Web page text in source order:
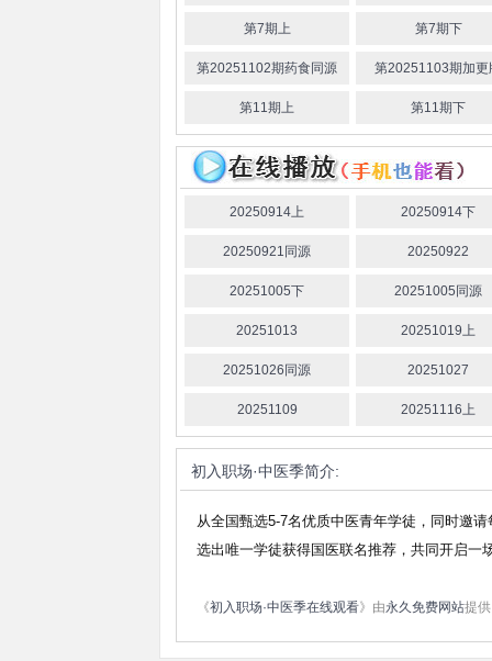
第7期上 第7期下
第20251102期药食同源 第20251103期加更
第11期上 第11期下
20250914上 20250914下
20250921同源 20250922
20251005下 20251005同源
20251013 20251019上
20251026同源 20251027
20251109 20251116上
初入职场·中医季简介:
从全国甄选5-7名优质中医青年学徒，同时邀
选出唯一学徒获得国医联名推荐，共同开启一
《初入职场·中医季在线观看》由永久免费网站提